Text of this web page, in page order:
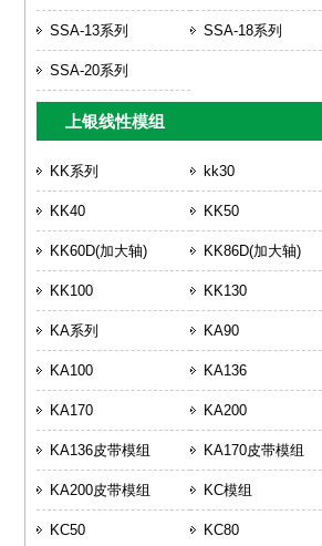
SSA-13系列 SSA-18系列
SSA-20系列
上银线性模组
KK系列 kk30
KK40 KK50
KK60D(加大轴) KK86D(加大轴)
KK100 KK130
KA系列 KA90
KA100 KA136
KA170 KA200
KA136皮带模组 KA170皮带模组
KA200皮带模组 KC模组
KC50 KC80